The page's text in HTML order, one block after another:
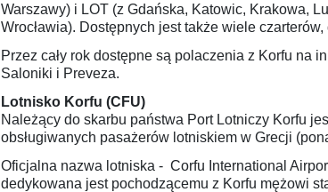
Warszawy) i LOT (z Gdańska, Katowic, Krakowa,
Wrocławia). Dostępnych jest także wiele
Przez cały rok dostępne są polaczenia z Korfu na
Saloniki i Preveza.
Lotnisko Korfu (CFU)
Należący do skarbu państwa Port Lotniczy Korfu
obsługiwanych pasażerów lotniskiem w Grecji
Oficjalna nazwa lotniska - Corfu International
dedykowana jest pochodzącemu z Korfu mężowi